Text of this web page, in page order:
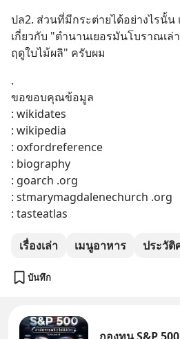
ปล2. ส่วนที่มีกระต่ายได้อย่างไรนั้น
เกี่ยวกับ "ตำนานเยอรมันโบราณเล่
ฤดูใบไม้ผลิ" ครับผม
.
ขอขอบคุณข้อมูล
: wikidates
: wikipedia
: oxfordreference
: biography
: goarch .org
: stmarymagdalenechurch .org
: tasteatlas
เรื่องเล่า เมนูอาหาร ประวัติ
บันทึก